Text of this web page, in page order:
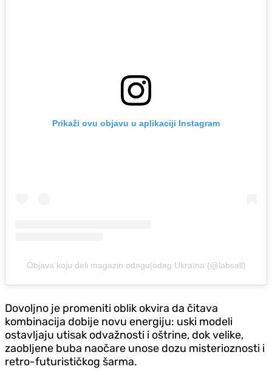
Prikaži ovu objavu u aplikaciji Instagram
Objava koju deli magazin odяgu|odяg Ukraїna (@labsall)
Dovoljno je promeniti oblik okvira da čitava
kombinacija dobije novu energiju: uski modeli
ostavljaju utisak odvažnosti i oštrine, dok velike,
zaobljene buba naočare unose dozu misterioznosti i
retro-futurističkog šarma.